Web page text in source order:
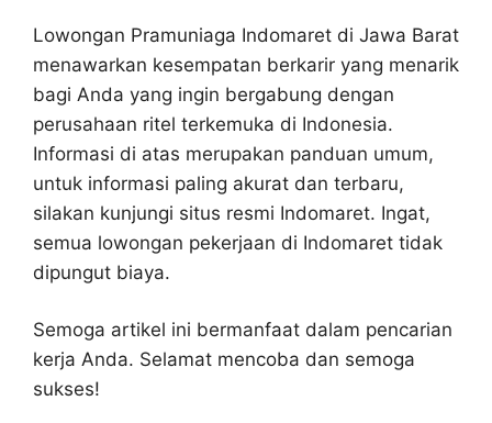
Lowongan Pramuniaga Indomaret di Jawa Barat
menawarkan kesempatan berkarir yang menarik
bagi Anda yang ingin bergabung dengan
perusahaan ritel terkemuka di Indonesia.
Informasi di atas merupakan panduan umum,
untuk informasi paling akurat dan terbaru,
silakan kunjungi situs resmi Indomaret. Ingat,
semua lowongan pekerjaan di Indomaret tidak
dipungut biaya.
Semoga artikel ini bermanfaat dalam pencarian
kerja Anda. Selamat mencoba dan semoga
sukses!